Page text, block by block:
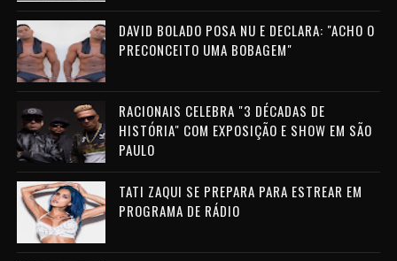
DAVID BOLADO POSA NU E DECLARA: "ACHO O
PRECONCEITO UMA BOBAGEM"
RACIONAIS CELEBRA "3 DÉCADAS DE
HISTÓRIA" COM EXPOSIÇÃO E SHOW EM SÃO
PAULO
TATI ZAQUI SE PREPARA PARA ESTREAR EM
PROGRAMA DE RÁDIO